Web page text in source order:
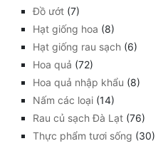
Đồ ướt (7)
Hạt giống hoa (8)
Hạt giống rau sạch (6)
Hoa quả (72)
Hoa quả nhập khẩu (8)
Nấm các loại (14)
Rau củ sạch Đà Lạt (76)
Thực phẩm tươi sống (30)